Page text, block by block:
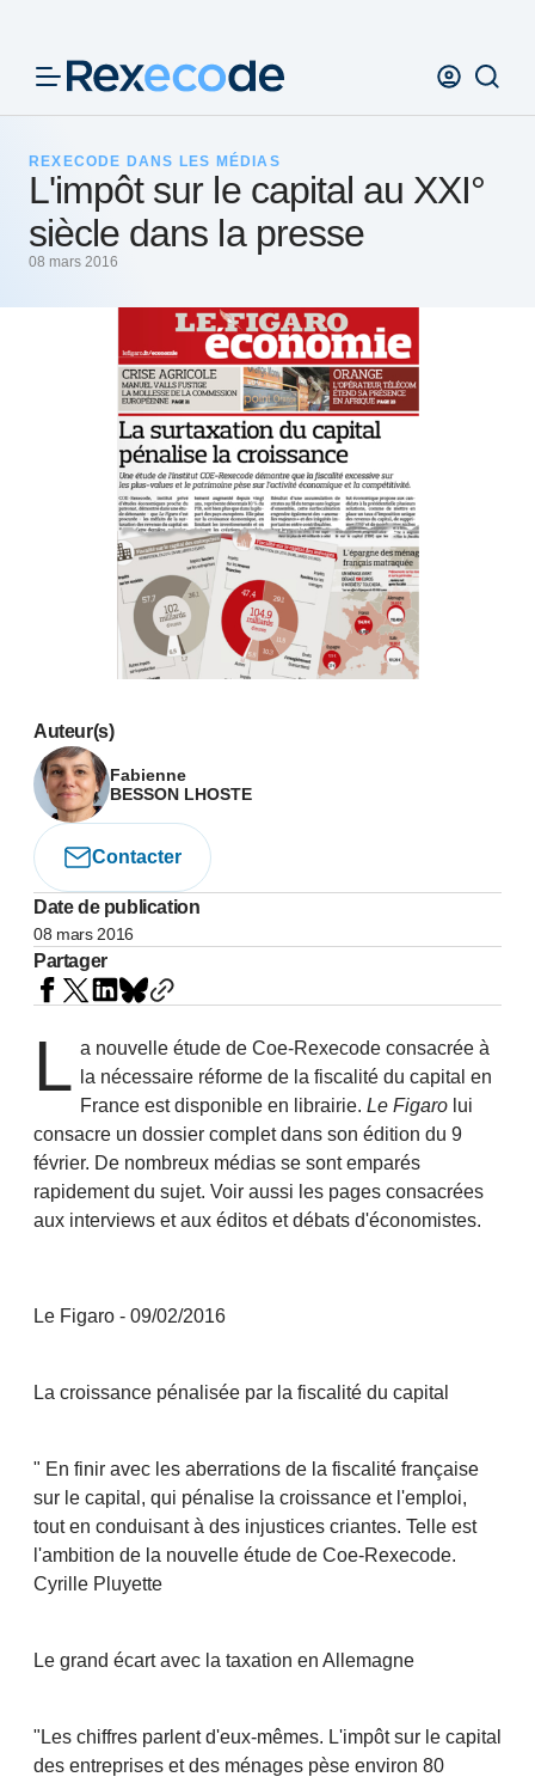
REXECODE DANS LES MÉDIAS
L'impôt sur le capital au XXI°
siècle dans la presse
08 mars 2016
Auteur(s)
Fabienne
BESSON LHOSTE
Contacter
Date de publication
08 mars 2016
Partager
L a nouvelle étude de Coe-Rexecode consacrée à
la nécessaire réforme de la fiscalité du capital en
France est disponible en librairie.Le Figaro lui
consacre un dossier complet dans son édition du 9
février. De nombreux médias se sont emparés
rapidement du sujet. Voir aussi les pages consacrées
aux interviews et aux éditos et débats d'économistes.
Le Figaro - 09/02/2016
La croissance pénalisée par la fiscalité du capital
" En finir avec les aberrations de la fiscalité française
sur le capital, qui pénalise la croissance et l'emploi,
tout en conduisant à des injustices criantes. Telle est
l'ambition de la nouvelle étude de Coe-Rexecode.
Cyrille Pluyette
Le grand écart avec la taxation en Allemagne
"Les chiffres parlent d'eux-mêmes. L'impôt sur le capital
des entreprises et des ménages pèse environ 80